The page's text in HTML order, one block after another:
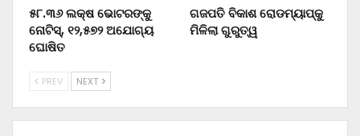
୫୮.୩୬ ଲକ୍ଷ ଭୋଟରଙ୍କୁ
ନୋଟିସ୍‌, ୧୨,୫୭୨ ଅଯୋଗ୍ୟ
ଘୋଷିତ
ଗଜପତି ବିକାଶ ରୋଡମ୍ୟାପ୍‌କୁ
ମିଳିଲା ଗୁରୁତ୍ୱ
PREV NEXT